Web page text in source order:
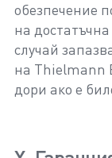
обезпечение
на
случай
на Thielmann
дори ако е